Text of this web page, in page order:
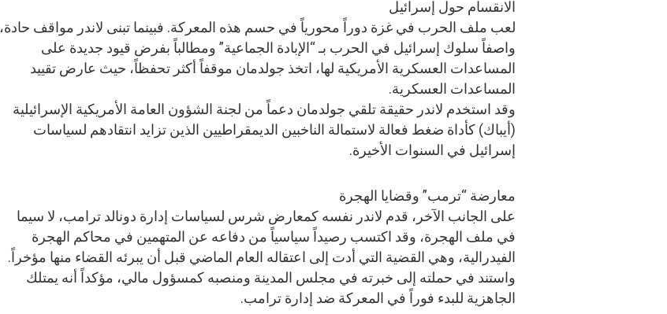
الانقسام حول إسرائيل
لعب ملف الحرب في غزة دوراً محورياً في حسم هذه المعركة. فبينما تبنى لاندر مواقف حادة،
واصفاً سلوك إسرائيل في الحرب بـ “الإبادة الجماعية” ومطالباً بفرض قيود جديدة على
المساعدات العسكرية الأمريكية لها، اتخذ جولدمان موقفاً أكثر تحفظاً، حيث عارض تقييد
المساعدات العسكرية.
وقد استخدم لاندر حقيقة تلقي جولدمان دعماً من لجنة الشؤون العامة الأمريكية الإسرائيلية
(أيباك) كأداة ضغط فعالة لاستمالة الناخبين الديمقراطيين الذين تزايد انتقادهم لسياسات
إسرائيل في السنوات الأخيرة.
معارضة “ترمب” وقضايا الهجرة
على الجانب الآخر، قدم لاندر نفسه كمعارض شرس لسياسات إدارة دونالد ترامب، لا سيما
في ملف الهجرة، وقد اكتسب رصيداً سياسياً من دفاعه عن المتهمين في محاكم الهجرة
الفيدرالية، وهي القضية التي أدت إلى اعتقاله العام الماضي قبل أن يبرئه القضاء منها مؤخراً.
واستند في حملته إلى خبرته في مجلس المدينة ومنصبه كمسؤول مالي، مؤكداً أنه يمتلك
الجاهزية للبدء فوراً في المعركة ضد إدارة ترامب.